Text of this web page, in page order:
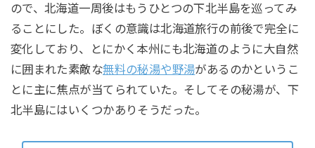
ので、北海道一周後はもうひとつの下北半島を巡ってみ
ることにした。ぼくの意識は北海道旅行の前後で完全に
変化しており、とにかく本州にも北海道のように大自然
に囲まれた素敵な無料の秘湯や野湯があるのかというこ
とに主に焦点が当てられていた。そしてその秘湯が、下
北半島にはいくつかありそうだった。